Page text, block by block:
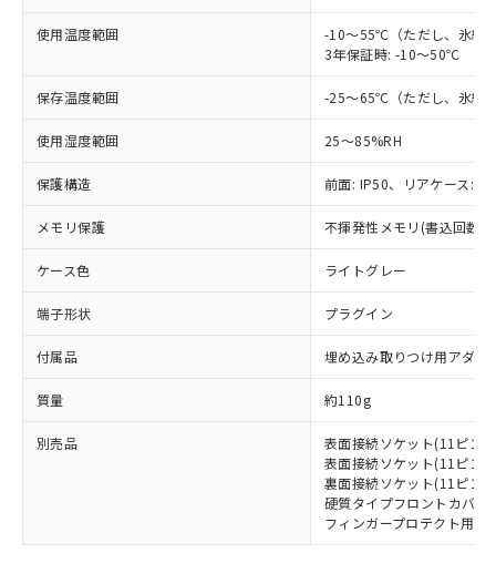
使用温度範囲
-10～55℃（ただし、氷結
3年保証時: -10～50℃
保存温度範囲 -25～65℃（ただし、氷結
使用湿度範囲 25～85%RH
保護構造 前面: IP50、リアケース:
メモリ保護 不揮発性メモリ(書込回数:
ケース色 ライトグレー
端子形状 プラグイン
付属品 埋め込み取りつけ用アダプ
質量 約110g
別売品
表面接続ソケット(11ピン
表面接続ソケット(11ピン
裏面接続ソケット(11ピン
硬質タイプフロントカバー
フィンガープロテクト用端
タに基づき作成されるものであり、閲
覧された時点での実際の在庫および標
準価格とは異なる場合があることをご
正式な納期状況および標準価格はお客
様のお取引先、またはお客様担当のオ
ムロン制御機器販売店・当社販売員に
オムロン制御機器販売店や当社販売拠
」をご確認
在庫状況および標準価格結果を当社の
事前の承諾なく第三者に漏洩または開
示しないようお願いします。
ビス）をご利用いただくには、I-Web
メンバーズにご登録されている必要が
お客様が当ウェブサイト上で当社にご
登録された部品リストについて、当社
および当社の共同利用者が、当社の製
品・サービスに関するお客様との取
引・商談に必要な範囲で利用すること
ミウム(Cd) 100ppm以下、
六価クロム(Cr(Ⅵ)) 1000ppm以下、ポリ臭化ビフェニル
類(PBB) 1000ppm以下、ポリ臭化ジフェニルエーテル類
(PBDE) 1000ppm以下、フタル酸ビス(2-エチルヘキシ
ル) (DEHP)(別名：DOP) 1000ppm以下、フタル酸ブチ
ルベンジル（BBP） 1000ppm以下、フタル酸ジブチル
（DBP） 1000ppm以下、フタル酸ジイソブチル
適用除外項目は除く。
フタル酸エステル類の４物質については閾値を超える意
図的な使用がないことを確認しています。
部品在庫の切り替え状況などにより、予定
※3 非含有証明書ダウンロード
下記の非含有証明書をダウンロードするこ
*中国RoHS10物質の基準値 (GB/T26572)：
Pb(鉛) :1000ppm、 Hg(水銀) : 1000ppm、 Cd(カドミウ
Cr(Ⅵ)(六価クロム) : 1000ppm、 PBBs(ポリ臭化ビフェ
ニル類) : 1000ppm、 PBDEs(ポリ臭化ジフェニルエーテ
ル類) : 1000ppm、
イソブチル) : 1000ppm、 BBP(フタル酸ブチルベンジ
DEHP(フタル酸ビス(2-エチルヘキシル)) : 1000ppm
※2 環境保護使用期限
「ｅ」：有害物質（10物質）のすべてが基
準値以下であることを示します。
「10」：通常の使用状況下において有害物
質が外部に漏えいし、環境に深刻な影響を
及ぼさない年数を意味します。
「－」：未確認です。当社販売部門へお問
または国外への提供する場合は、日本
国政府の輸出許可(または役務取引許
可)を取得するなどの必要な手続きを
当社は規制貨物を破棄する場合は、完
いよう必要な手段を講じます。
当社は貴社製品を、核兵器、ミサイ
ル、化学兵器、生物兵器またはその他
武器並びにこれらの製造装置等に一切
当社は、貴社製品を第三者に販売する
場合は、上記1、2および3の内容を当
該第三者に通知します。また当社は、
販売先および販売に係わる関係者が違
法に輸出するおそれがある場合は、取
キャンセル
号
○
△ 一定数には満たないが在庫あり
在庫なし(最新の在庫状況につ
いては、お客様のお取引先、ま
たはお客様担当のオムロン制御
機器販売店・当社販売員にご確
受注生産機種、また在庫状況の
情報を公開していない機種